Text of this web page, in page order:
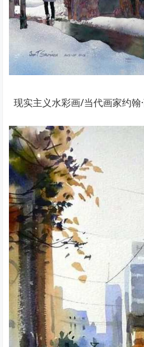
现实主义水彩画/当代画家约